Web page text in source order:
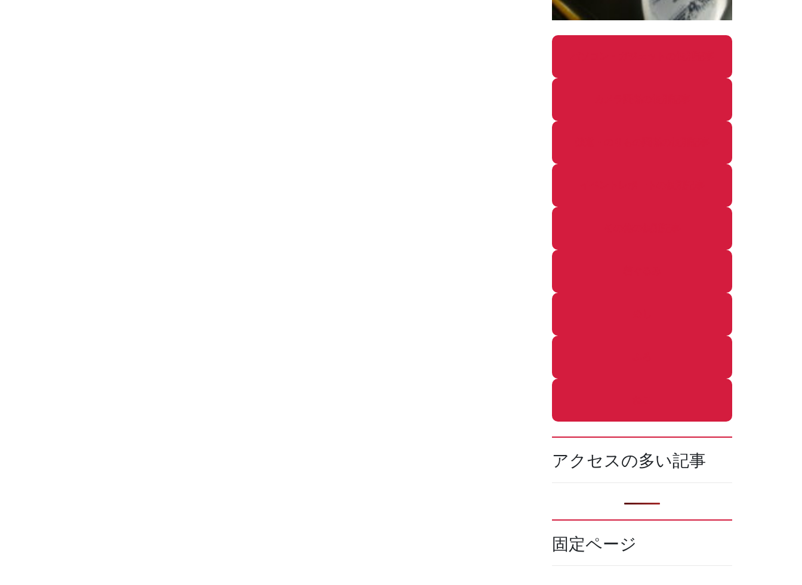
アクセスの多い記事
固定ページ